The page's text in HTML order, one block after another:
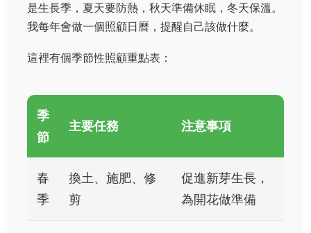
是生長季，夏天要防熱，秋天準備休眠，冬天保溫。
我每年會做一個照顧日曆，提醒自己該做什麼。
這裡有個季節性照顧重點表：
季
節
主要任務 注意事項
春
季
換土、施肥、修
剪
促進新芽生長，
為開花做準備